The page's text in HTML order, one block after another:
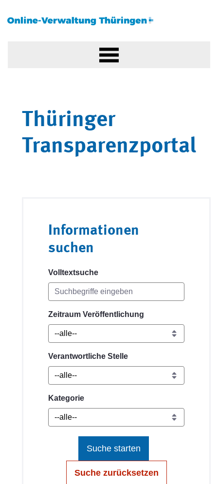
Thüringer
Transparenzportal
Informationen
suchen
Volltextsuche
Zeitraum Veröffentlichung
Verantwortliche Stelle
Kategorie
Suche starten
Suche zurücksetzen